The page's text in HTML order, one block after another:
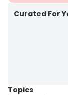
Curated For
Topics